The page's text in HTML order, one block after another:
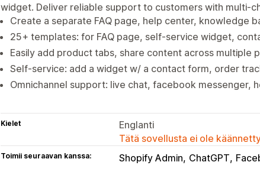
widget. Deliver reliable support to customers with multi-
Create a separate FAQ page, help center, knowledge
25+ templates: for FAQ page, self-service widget,
Easily add product tabs, share content across multiple
Self-service: add a widget w/ a contact form, order
Omnichannel support: live chat, facebook messenger,
Kielet
Englanti
Tätä sovellusta ei ole
Toimii seuraavan kanssa: Shopify Admin ChatGPT